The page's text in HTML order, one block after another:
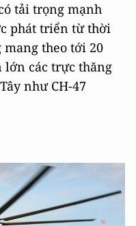
tải trọng mạnh
phát triển từ thời
theo tới 20
lớn các trực thăng
như CH-47